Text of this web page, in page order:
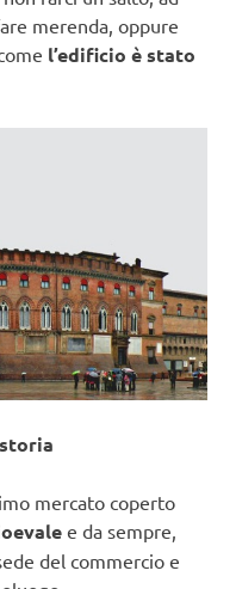
merenda, oppure
l’edificio è stato
mercato coperto
e da sempre,
del commercio e